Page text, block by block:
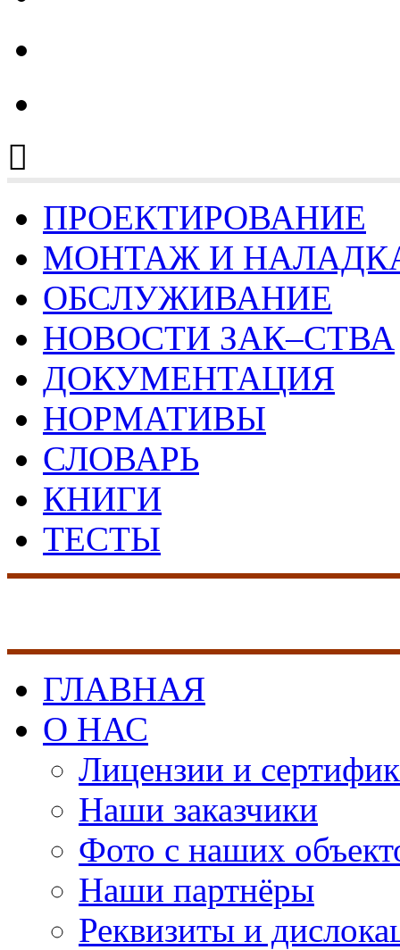
тел.: 8 (4932) 30-41-25
ПРОЕКТИРОВАНИЕ
МОНТАЖ И
ОБСЛУЖИВАНИЕ
НОВОСТИ ЗАК–СТВА
ДОКУМЕНТАЦИЯ
НОРМАТИВЫ
СЛОВАРЬ
КНИГИ
ТЕСТЫ
ГЛАВНАЯ
О НАС
Лицензии и
Наши заказчики
Фото с наших
Наши партнёры
Реквизиты и